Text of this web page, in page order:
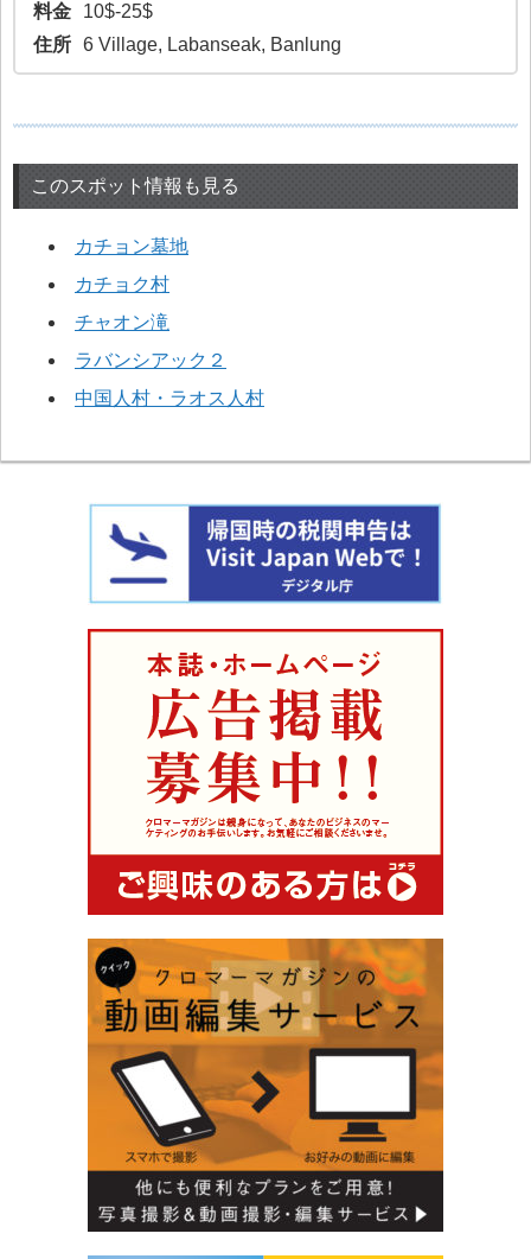
料金
10$-25$
住所 6 Village, Labanseak, Banlung
このスポット情報も見る
カチョン墓地
カチョク村
チャオン滝
ラバンシアック２
中国人村・ラオス人村